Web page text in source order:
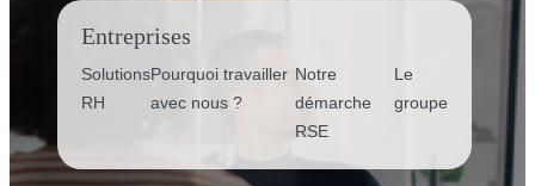
Entreprises
Solutions
RH
Pourquoi travailler
avec nous ?
Notre
démarche
RSE
Le
groupe